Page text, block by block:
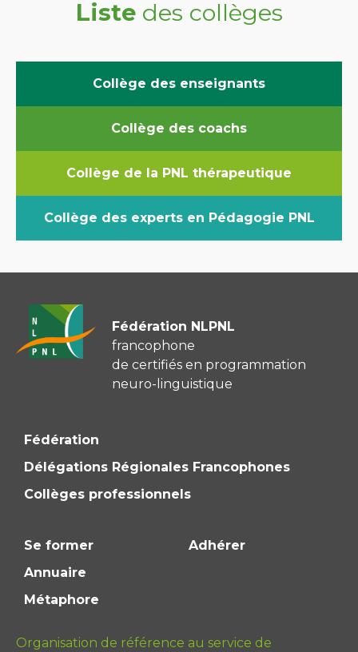
Liste des collèges
Collège des enseignants
Collège des coachs
Collège de la PNL thérapeutique
Collège des experts en Pédagogie PNL
Fédération NLPNL
francophone
de certifiés en programmation
neuro-linguistique
Fédération
Délégations Régionales Francophones
Collèges professionnels
Se former
Annuaire
Métaphore
Adhérer
Organisation de référence au service de